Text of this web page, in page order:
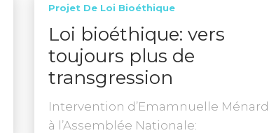
Projet De Loi Bioéthique
Loi bioéthique: vers
toujours plus de
transgression
Intervention d’Emamnuelle Ménard
à l’Assemblée Nationale: